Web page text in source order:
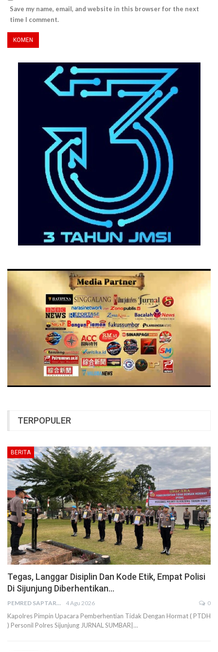
Save my name, email, and website in this browser for the next
time I comment.
TERPOPULER
BERITA
Tegas, Langgar Disiplin Dan Kode Etik, Empat Polisi
Di Sijunjung Diberhentikan…
PEMRED SAPTARIUS 4 Agu 2026 0
Kapolres Pimpin Upacara Pemberhentian Tidak Dengan Hormat ( PTDH
) Personil Polres Sijunjung JURNAL SUMBAR|…